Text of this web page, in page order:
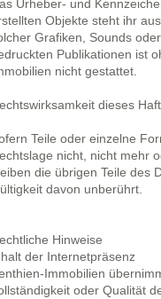
Urheber- und
Objekte steht ihr
Grafiken, Sounds
Publikationen ist
nicht gestattet.
dieses
Teile oder einzelne
nicht, nicht mehr
die übrigen Teile des
davon unberührt.
Hinweise
der Internetpräsenz
Immobilien
oder Qualität